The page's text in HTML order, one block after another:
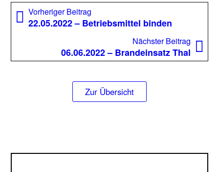
Beitragsnavigation
Vorheriger Beitrag
Beitrag:
22.05.2022 – Betriebsmittel binden
Nächster Beitrag
06.06.2022 – Brandeinsatz Thal
Zur Übersicht